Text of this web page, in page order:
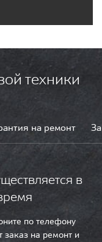
техники
на ремонт
в
по телефону
заказ на ремонт и